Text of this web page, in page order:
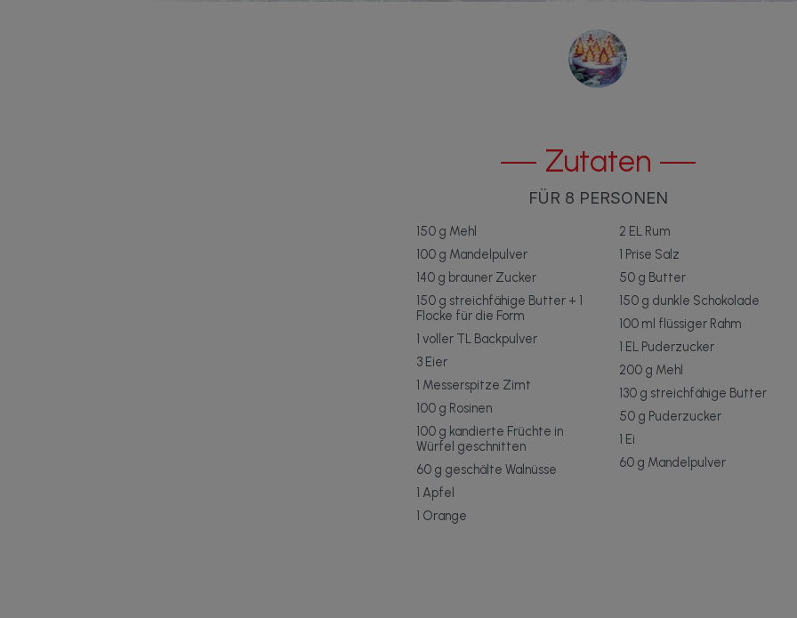
Zutaten
FÜR 8 PERSONEN
150 g Mehl
100 g Mandelpulver
140 g brauner Zucker
150 g streichfähige Butter + 1
Flocke für die Form
1 voller TL Backpulver
3 Eier
1 Messerspitze Zimt
100 g Rosinen
100 g kandierte Früchte in
Würfel geschnitten
60 g geschälte Walnüsse
1 Apfel
1 Orange
2 EL Rum
1 Prise Salz
50 g Butter
150 g dunkle Schokolade
100 ml flüssiger Rahm
1 EL Puderzucker
200 g Mehl
130 g streichfähige Butter
50 g Puderzucker
1 Ei
60 g Mandelpulver